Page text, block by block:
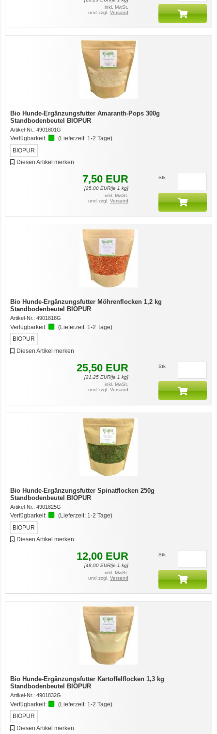
inkl. MwSt.
und zzgl. Versand
Bio Hunde-Ergänzungsfutter Amaranth-Pops 300g
Standbodenbeutel BIOPUR
Artikel-Nr.: 4901801G
Verfügbarkeit: (Lieferzeit: 1-2 Tage)
BIOPUR
Diesen Artikel merken
7,50 EUR
[25,00EUR/je 1 kg]
inkl. MwSt.
und zzgl. Versand
Stk
Bio Hunde-Ergänzungsfutter Möhrenflocken 1,2 kg
Standbodenbeutel BIOPUR
Artikel-Nr.: 4901818G
Verfügbarkeit: (Lieferzeit: 1-2 Tage)
BIOPUR
Diesen Artikel merken
25,50 EUR
[21,25EUR/je 1 kg]
inkl. MwSt.
und zzgl. Versand
Stk
Bio Hunde-Ergänzungsfutter Spinatflocken 250g
Standbodenbeutel BIOPUR
Artikel-Nr.: 4901825G
Verfügbarkeit: (Lieferzeit: 1-2 Tage)
BIOPUR
Diesen Artikel merken
12,00 EUR
[48,00EUR/je 1 kg]
inkl. MwSt.
und zzgl. Versand
Stk
Bio Hunde-Ergänzungsfutter Kartoffelflocken 1,3 kg
Standbodenbeutel BIOPUR
Artikel-Nr.: 4901832G
Verfügbarkeit: (Lieferzeit: 1-2 Tage)
BIOPUR
Diesen Artikel merken